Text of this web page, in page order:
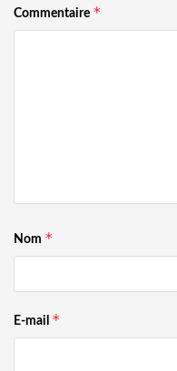
Commentaire *
Nom *
E-mail *